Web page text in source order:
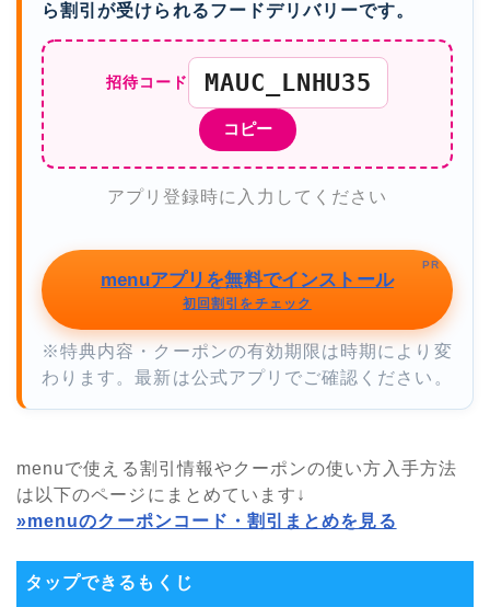
ら割引が受けられるフードデリバリーです。
招待コード MAUC_LNHU35
コピー
アプリ登録時に入力してください
menuアプリを無料でインストール
初回割引をチェック
PR
※特典内容・クーポンの有効期限は時期により変
わります。最新は公式アプリでご確認ください。
menuで使える割引情報やクーポンの使い方入手方法
は以下のページにまとめています↓
»menuのクーポンコード・割引まとめを見る
タップできるもくじ